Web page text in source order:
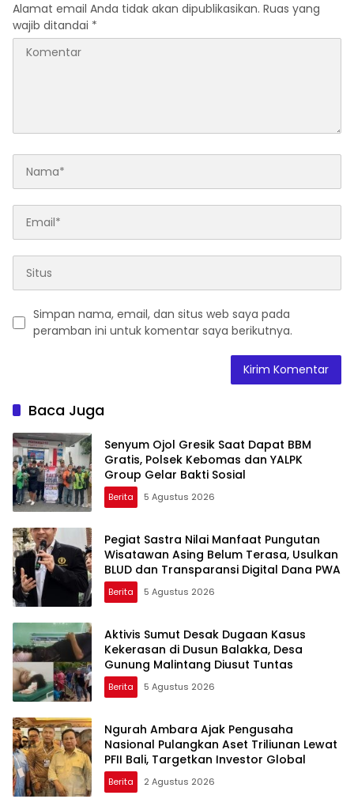
Alamat email Anda tidak akan dipublikasikan. Ruas yang
wajib ditandai *
Simpan nama, email, dan situs web saya pada
peramban ini untuk komentar saya berikutnya.
Baca Juga
Senyum Ojol Gresik Saat Dapat BBM
Gratis, Polsek Kebomas dan YALPK
Group Gelar Bakti Sosial
Berita 5 Agustus 2026
Pegiat Sastra Nilai Manfaat Pungutan
Wisatawan Asing Belum Terasa, Usulkan
BLUD dan Transparansi Digital Dana PWA
Berita 5 Agustus 2026
Aktivis Sumut Desak Dugaan Kasus
Kekerasan di Dusun Balakka, Desa
Gunung Malintang Diusut Tuntas
Berita 5 Agustus 2026
Ngurah Ambara Ajak Pengusaha
Nasional Pulangkan Aset Triliunan Lewat
PFII Bali, Targetkan Investor Global
Berita 2 Agustus 2026